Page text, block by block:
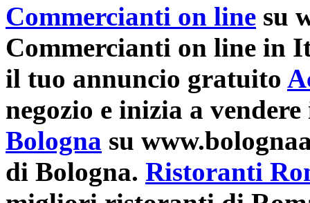
Commercianti on line su
Commercianti on line in
il tuo annuncio gratuito
negozio e inizia a
Bologna su
di Bologna. Ristoranti